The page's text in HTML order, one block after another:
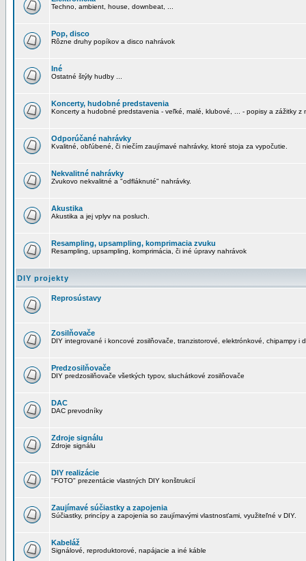
Techno, ambient, house, downbeat, ...
Pop, disco
Rôzne druhy popíkov a disco nahrávok
Iné
Ostatné štýly hudby ...
Koncerty, hudobné predstavenia
Koncerty a hudobné predstavenia - veľké, malé, klubové, ... - popisy a zážitky z
Odporúčané nahrávky
Kvalitné, obľúbené, či niečím zaujímavé nahrávky, ktoré stoja za vypočutie.
Nekvalitné nahrávky
Zvukovo nekvalitné a "odfláknuté" nahrávky.
Akustika
Akustika a jej vplyv na posluch.
Resampling, upsampling, komprimacia zvuku
Resampling, upsampling, komprimácia, či iné úpravy nahrávok
DIY projekty
Reprosústavy
Zosilňovače
DIY integrované i koncové zosilňovače, tranzistorové, elektrónkové, chipampy i
Predzosilňovače
DIY predzosilňovače všetkých typov, sluchátkové zosilňovače
DAC
DAC prevodníky
Zdroje signálu
Zdroje signálu
DIY realizácie
"FOTO" prezentácie vlastných DIY konštrukcií
Zaujímavé súčiastky a zapojenia
Súčiastky, princípy a zapojenia so zaujímavými vlastnosťami, využiteľné v DIY.
Kabeláž
Signálové, reproduktorové, napájacie a iné káble